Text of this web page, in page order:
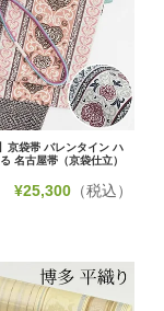
京袋帯 バレンタイン ハ
名古屋帯（京袋仕立）
¥25,300（税込）